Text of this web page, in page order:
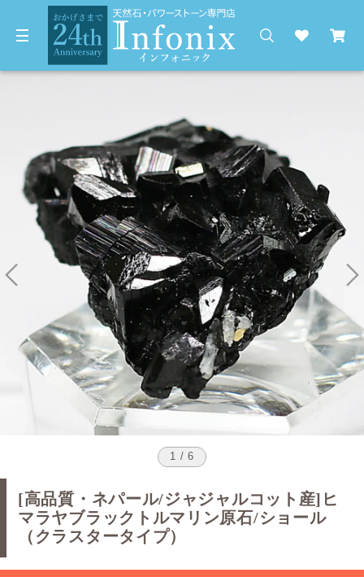
1 / 6
[高品質・ネパール/ジャジャルコット産]ヒ
マラヤブラックトルマリン原石/ショール
（クラスタータイプ）